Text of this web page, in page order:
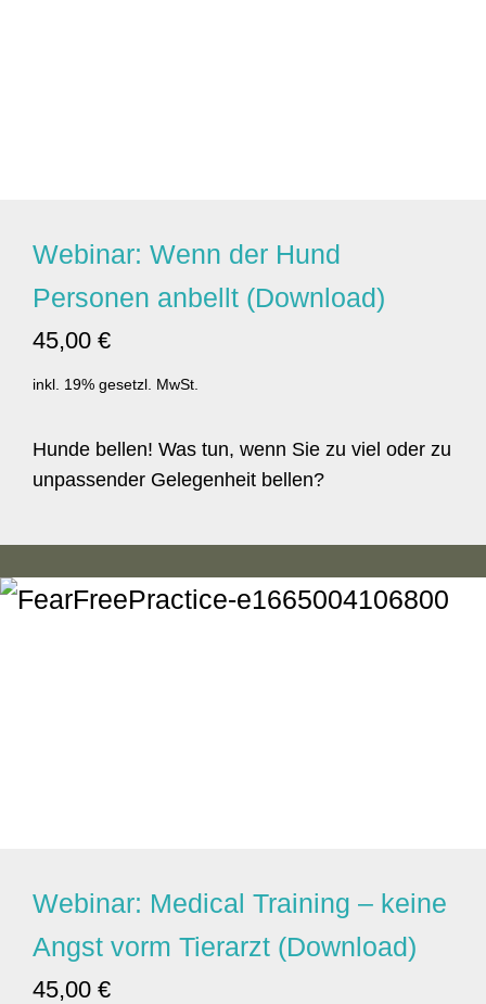
Webinar: Wenn der Hund
Personen anbellt (Download)
45,00 €
inkl. 19% gesetzl. MwSt.
Hunde bellen! Was tun, wenn Sie zu viel oder zu
unpassender Gelegenheit bellen?
Webinar: Medical Training – keine
Angst vorm Tierarzt (Download)
45,00 €